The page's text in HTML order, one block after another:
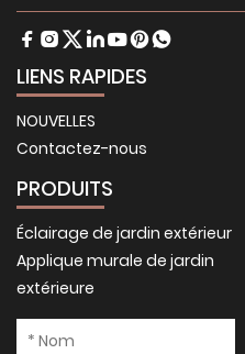
LIENS RAPIDES
NOUVELLES
Contactez-nous
PRODUITS
Éclairage de jardin extérieur
Applique murale de jardin
extérieure